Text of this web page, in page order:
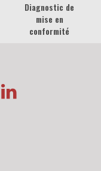
Diagnostic de
mise en
conformité